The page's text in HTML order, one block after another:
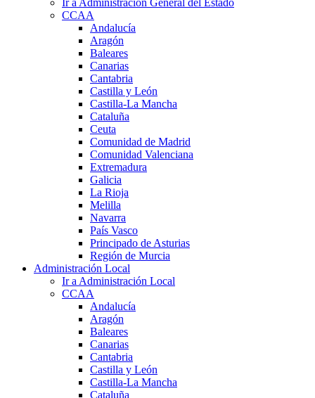
CCAA
Andalucía
Aragón
Baleares
Canarias
Cantabria
Castilla y León
Castilla-La Mancha
Cataluña
Ceuta
Comunidad de Madrid
Comunidad Valenciana
Extremadura
Galicia
La Rioja
Melilla
Navarra
País Vasco
Principado de Asturias
Región de Murcia
Administración Local
Ir a Administración Local
CCAA
Andalucía
Aragón
Baleares
Canarias
Cantabria
Castilla y León
Castilla-La Mancha
Cataluña